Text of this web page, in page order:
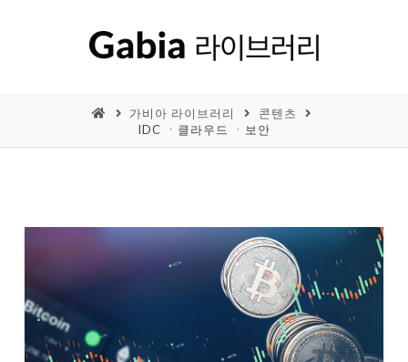
가비아 라이브러리
콘텐츠
IDC ㆍ클라우드 ㆍ보안